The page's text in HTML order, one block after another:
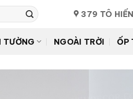
379 TÔ
TƯỜNG NGOÀI TRỜI ỐP